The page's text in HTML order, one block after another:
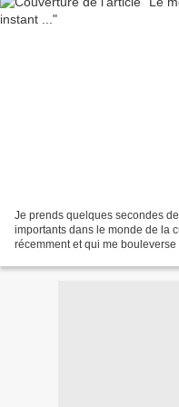
Je prends quelques secondes
importants dans le monde de la
récemment et qui me bouleverse